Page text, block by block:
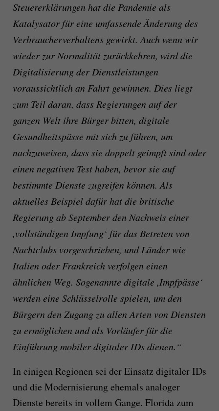
Steuererklärungen hat die Pandemie als
Katalysator für eine umfassende Änderung des
Verbraucherverhaltens gewirkt. Auch wenn wir
wieder zur Normalität zurückkehren, wird die
Digitalisierung der Dienstleistungen
voraussichtlich an Fahrt gewinnen. Dies liegt
zum Teil daran, dass Regierungen auf der
ganzen Welt ihre Bürger bitten, digitale
Gesundheitspässe mit sich zu führen, um
nachzuweisen, dass sie doppelt geimpft sind oder
einen negativen Test haben, bevor sie auf
bestimmte Dienste zugreifen können. Als
aktuelles Beispiel dafür hat die britische
Regierung ab September den Nachweis einer
,vollständigen Impfung‘ für das Betreten von
Nachtclubs vorgeschrieben, und Länder wie
Italien oder Frankreich verfolgen einen
ähnlichen Weg. Sogenannte digitale ,Impfpässe‘
werden eine Schlüsselrolle spielen, um den
Bürgern den Zugang zu allen Arten von Diensten
zu ermöglichen und als Vorläufer für die
Einführung mobiler digitaler IDs dienen.“
In einigen Regionen sei der Einsatz digitaler IDs
und die Modernisierung ehemals analoger
Dienste bereits in vollem Gange. Florida zum